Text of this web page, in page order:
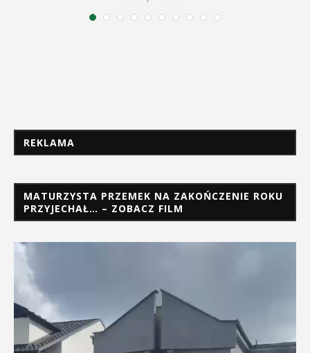
REKLAMA
MATURZYSTA PRZEMEK NA ZAKOŃCZENIE ROKU
PRZYJECHAŁ… – ZOBACZ FILM
Odtwarzacz